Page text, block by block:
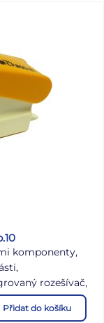
komponenty,
rozešívač,
Přidat do košíku